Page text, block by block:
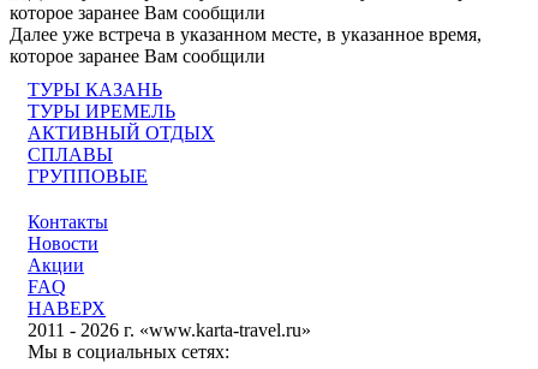
Далее уже встреча в указанном месте, в указанное время,
которое заранее Вам сообщили
Контакты
Новости
Акции
FAQ
НАВЕРХ
2011 - 2026 г. «www.karta-travel.ru»
ТУРЫ КАЗАНЬ
ТУРЫ ИРЕМЕЛЬ
АКТИВНЫЙ ОТДЫХ
СПЛАВЫ
ГРУППОВЫЕ
Мы в социальных сетях: